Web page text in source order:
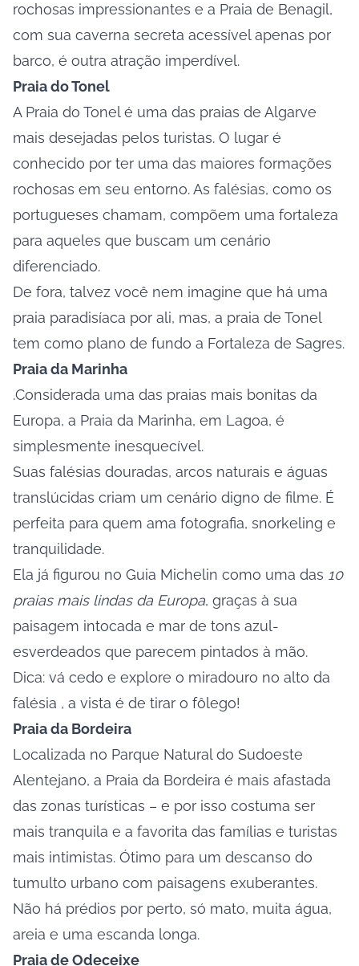
rochosas impressionantes e a Praia de Benagil,
com sua caverna secreta acessível apenas por
barco, é outra atração imperdível.
Praia do Tonel
A Praia do Tonelé uma das praias de Algarve
mais desejadas pelos turistas. O lugar é
conhecido por ter uma das maiores formações
rochosas em seu entorno. As falésias, como os
portugueses chamam, compõem uma fortaleza
para aqueles que buscam um cenário
diferenciado.
De fora, talvez você nem imagine que há uma
praia paradisíaca por ali, mas, a praia de Tonel
tem como plano de fundo a Fortaleza de Sagres.
Praia da Marinha
.Considerada uma das praias mais bonitas da
Europa, a Praia da Marinha, em Lagoa, é
simplesmente inesquecível.
Suas falésias douradas, arcos naturais e águas
translúcidas criam um cenário digno de filme. É
perfeita para quem ama fotografia, snorkeling e
tranquilidade.
Ela já figurou no Guia Michelin como uma das 10
praias mais lindas da Europa, graças à sua
paisagem intocada e mar de tons azul-
esverdeados que parecem pintados à mão.
Dica: vá cedo e explore o miradouro no alto da
falésia , a vista é de tirar o fôlego!
Praia da Bordeira
Localizada no Parque Natural do Sudoeste
Alentejano, a Praia da Bordeira é mais afastada
das zonas turísticas – e por isso costuma ser
mais tranquila e a favorita das famílias e turistas
mais intimistas. Ótimo para um descanso do
tumulto urbano com paisagens exuberantes.
Não há prédios por perto, só mato, muita água,
areia e uma escanda longa.
Praia de Odeceixe